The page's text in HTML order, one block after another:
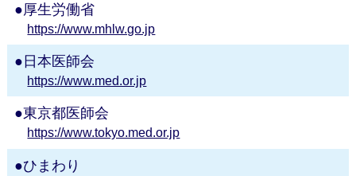
厚生労働省
https://www.mhlw.go.jp
日本医師会
https://www.med.or.jp
東京都医師会
https://www.tokyo.med.or.jp
ひまわり